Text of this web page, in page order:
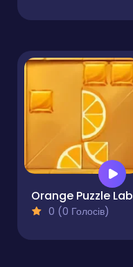
Orange Puzzle Lab
0 (0 Голосів)